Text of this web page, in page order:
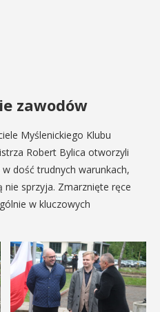
zawodów
Myślenickiego Klubu
Robert Bylica otworzyli
dość trudnych warunkach,
sprzyja. Zmarznięte ręce
w kluczowych